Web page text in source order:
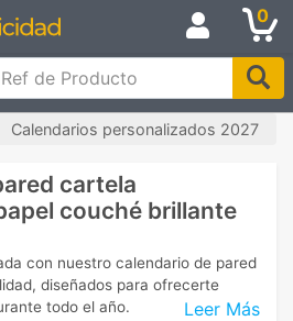
0
de Producto
Calendarios personalizados 2027
cartela
couché brillante
Leer Más
con nuestro calendario de pared
diseñados para ofrecerte
todo el año.